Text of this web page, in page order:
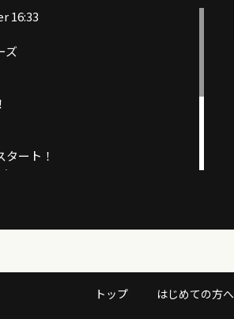
16:33
ズ
ート！
UC8YUGZF76p-
トップ はじめての方へ